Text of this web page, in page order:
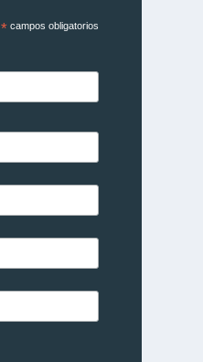
*campos obligatorios